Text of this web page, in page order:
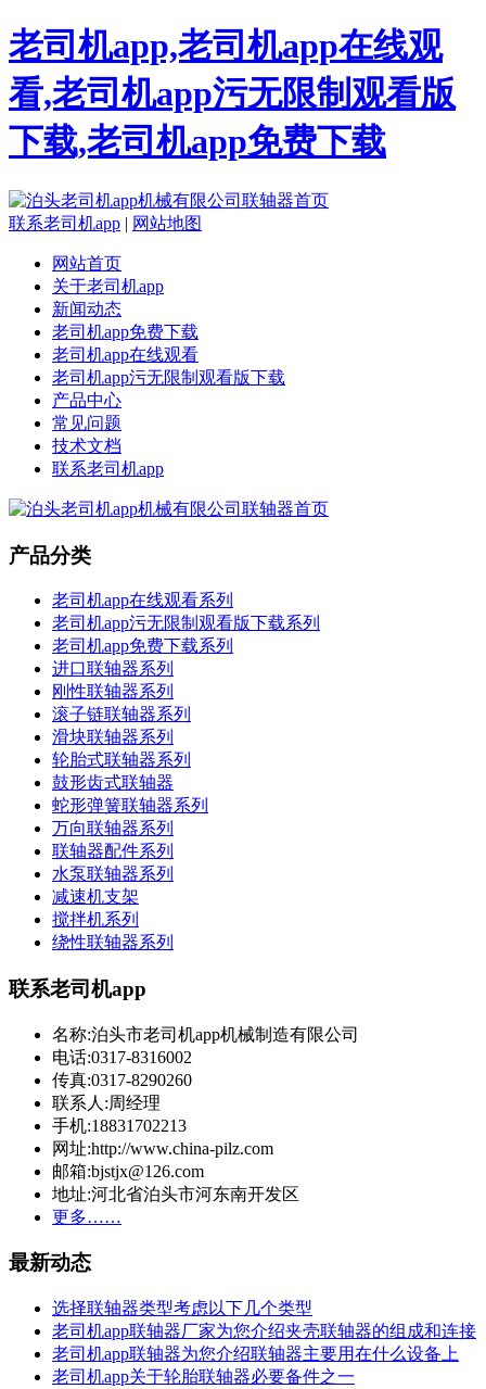
老司机app,老司机app在线观
看,老司机app污无限制观看版
下载,老司机app免费下载
联系老司机app | 网站地图
网站首页
关于老司机app
新闻动态
老司机app免费下载
老司机app在线观看
老司机app污无限制观看版下载
产品中心
常见问题
技术文档
联系老司机app
产品分类
老司机app在线观看系列
老司机app污无限制观看版下载系列
老司机app免费下载系列
进口联轴器系列
刚性联轴器系列
滚子链联轴器系列
滑块联轴器系列
轮胎式联轴器系列
鼓形齿式联轴器
蛇形弹簧联轴器系列
万向联轴器系列
联轴器配件系列
水泵联轴器系列
减速机支架
搅拌机系列
绕性联轴器系列
联系老司机app
名称:泊头市老司机app机械制造有限公司
电话:0317-8316002
传真:0317-8290260
联系人:周经理
手机:18831702213
网址:http://www.china-pilz.com
邮箱:bjstjx@126.com
地址:河北省泊头市河东南开发区
更多……
最新动态
选择联轴器类型考虑以下几个类型
老司机app联轴器厂家为您介绍夹壳联轴器的组成和连接
老司机app联轴器为您介绍联轴器主要用在什么设备上
老司机app关于轮胎联轴器必要备件之一